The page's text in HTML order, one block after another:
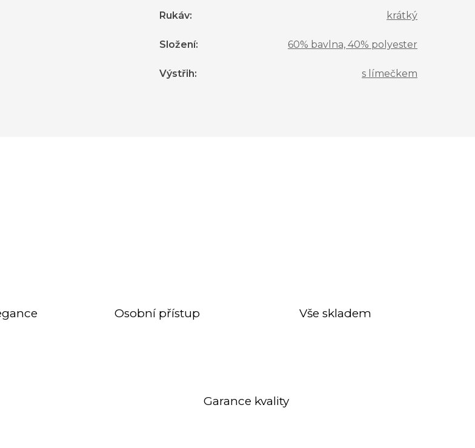
Rukáv: krátký
Složení: 60% bavlna, 40% polyester
Výstřih: s límečkem
Osobní přístup Vše skladem
Garance kvality